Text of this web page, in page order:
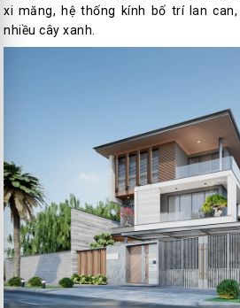
xi măng, hệ thống kính bố trí lan
nhiều cây xanh.